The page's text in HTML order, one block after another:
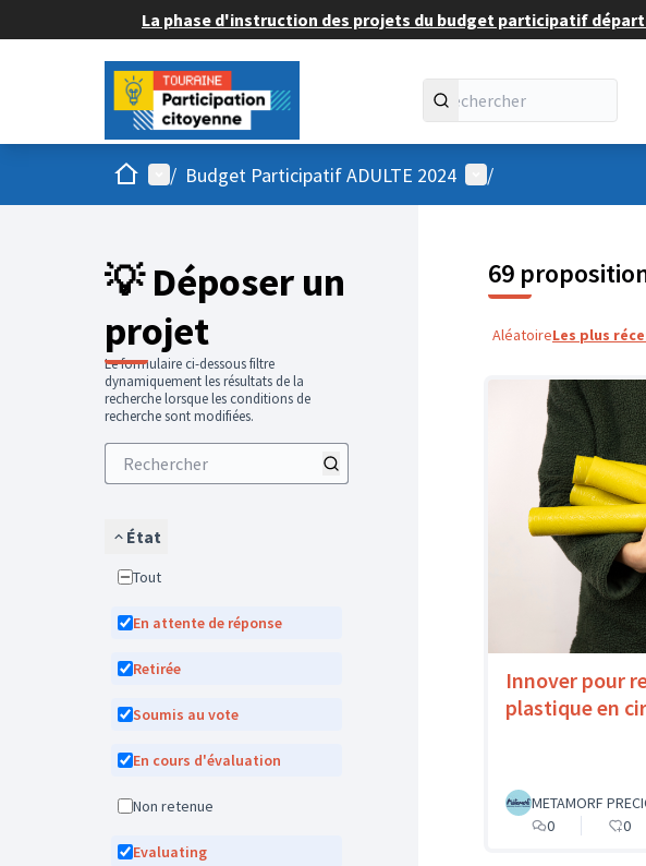
La phase d'instruction des projets du budget participatif
AccueilMenu principal
/ Budget Participatif ADULTE 2024 Menu utilisateur
/
💡 Déposer un
projet
Le formulaire ci-dessous filtre
dynamiquement les résultats de la
recherche lorsque les conditions de
recherche sont modifiées.
État
Tout
En attente de réponse
Retirée
Soumis au vote
En cours d'évaluation
Non retenue
Evaluating
69
AléatoireLes plus
Innover pour
plastique en
METAMORF
0
0